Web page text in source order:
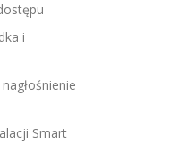
i
Smart